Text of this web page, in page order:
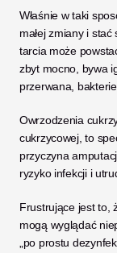
Właśnie w taki
małej zmiany i
tarcia może
zbyt mocno, bywa
przerwana,
Owrzodzenia
cukrzycowej, to
przyczyna
ryzyko infekcji i
Frustrujące jest to,
mogą wyglądać
„po prostu